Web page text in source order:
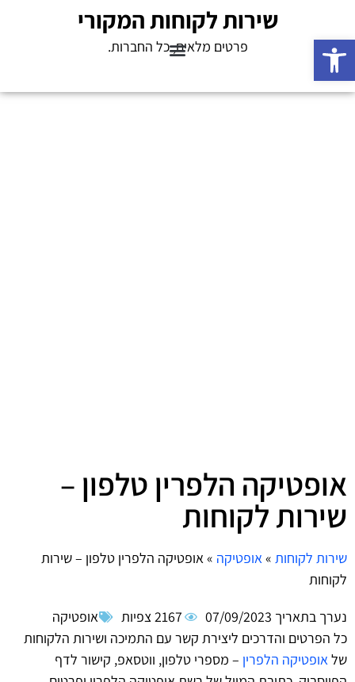
פתח סרגל נגישות
שירות לקוחות המקורי
פרטים מלאים, כל החברות.
אופטיקה הלפרין טלפון –
שירות לקוחות
שירות לקוחות »אופטיקה »אופטיקה הלפרין טלפון – שירות
לקוחות
נערך בתאריך 07/09/2023 2167 צפיות
אופטיקה
כל הפרטים והדרכים ליצירת קשר עם התמיכה ושירות הלקוחות
שלאופטיקה הלפרין – מספרי טלפון, ווטסאפ, קישור לדף